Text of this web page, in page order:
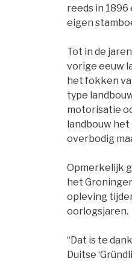
reeds in
eigen
Tot in de
vorige eeuw
het fokken
type
motorisatie
landbouw het
overbodig
Opmerkelijk
het
opleving
oorlogsjaren.
“Dat is te
Duitse